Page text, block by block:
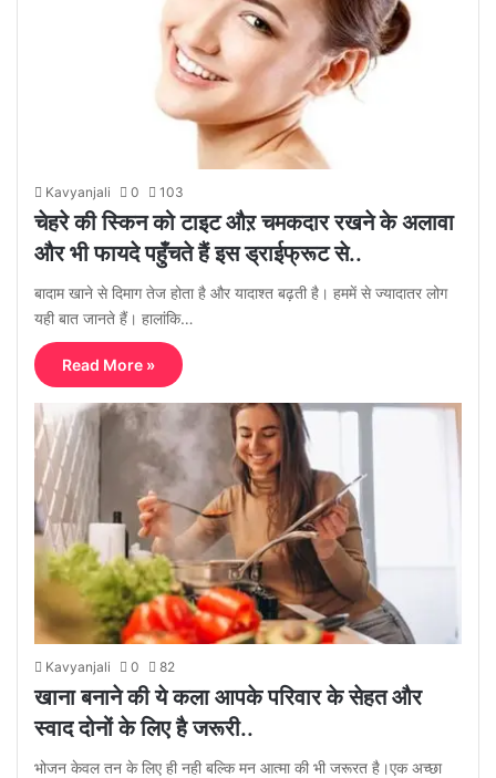
Kavyanjali 0 103
चेहरे की स्किन को टाइट औऱ चमकदार रखने के अलावा
और भी फायदे पहुँचते हैं इस ड्राईफ्रूट से..
बादाम खाने से दिमाग तेज होता है और यादाश्त बढ़ती है। हममें से ज्यादातर लोग
यही बात जानते हैं। हालांकि…
Read More »
Kavyanjali 0 82
खाना बनाने की ये कला आपके परिवार के सेहत और
स्वाद दोनों के लिए है जरूरी..
भोजन केवल तन के लिए ही नही बल्कि मन आत्मा की भी जरूरत है।एक अच्छा